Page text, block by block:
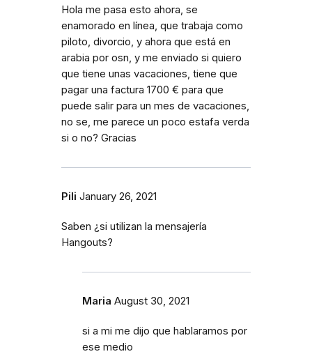
Hola me pasa esto ahora, se
enamorado en línea, que trabaja como
piloto, divorcio, y ahora que está en
arabia por osn, y me enviado si quiero
que tiene unas vacaciones, tiene que
pagar una factura 1700 € para que
puede salir para un mes de vacaciones,
no se, me parece un poco estafa verda
si o no? Gracias
Pili January 26, 2021
Saben ¿si utilizan la mensajería
Hangouts?
Maria August 30, 2021
si a mi me dijo que hablaramos por
ese medio